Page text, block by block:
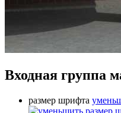
Входная группа
размер шрифта